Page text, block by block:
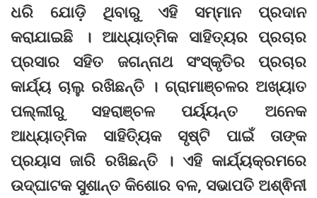
ଧରି ଯୋଡ଼ି ଥିବାରୁ ଏହି ସମ୍ମାନ ପ୍ରଦାନ
କରାଯାଇଛି । ଆଧ୍ୟାତ୍ମିକ ସାହିତ୍ୟର ପ୍ରଚାର
ପ୍ରସାର ସହିତ ଜଗନ୍ନାଥ ସଂସ୍କୃତିର ପ୍ରଚାର
କାର୍ଯ୍ୟ ଚାଲୁ ରଖିଛନ୍ତି । ଗ୍ରାମାଞ୍ଚଳର ଅଖ୍ୟାତ
ପଲ୍ଲୀରୁ ସହରାଞ୍ଚଳ ପର୍ୟ୍ୟନ୍ତ ଅନେକ
ଆଧ୍ୟାତ୍ମିକ ସାହିତ୍ୟିକ ସୃଷ୍ଟି ପାଇଁ ତାଙ୍କ
ପ୍ରୟାସ ଜାରି ରଖିଛନ୍ତି । ଏହି କାର୍ଯ୍ୟକ୍ରମରେ
ଉଦ୍‌ଘାଟକ ସୁଶାନ୍ତ କିଶୋର ବଳ, ସଭାପତି ଅଶ୍ଵିନୀ